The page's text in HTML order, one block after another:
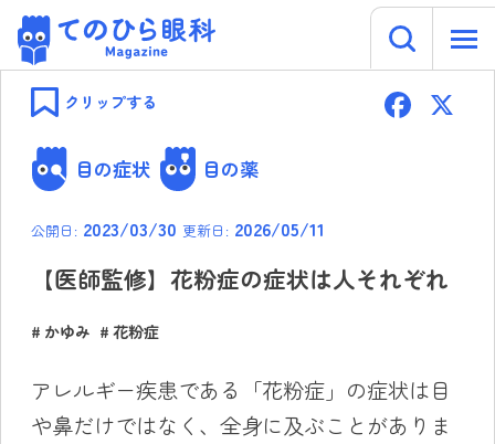
Skip
content
てのひら眼科 Magazine
目の症状 目の薬
クリップする F
ok
公開日: 2023/03/30 更新日: 2026/05/11
【医師監修】花粉症の症状は人それぞれ
かゆみ 花粉症
アレルギー疾患である「花粉症」の症状は目
や鼻だけではなく、全身に及ぶことがありま